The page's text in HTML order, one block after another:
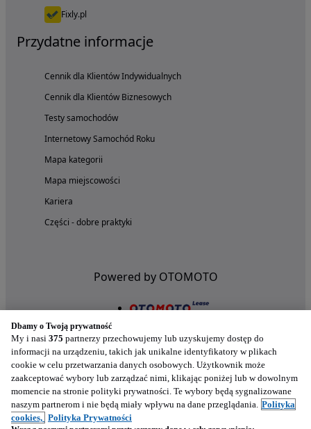
Fixly.pl
Przydatne informacje
Cennik dla Klientów Indywidualnych
Cennik dla Klientów Biznesowych
Testy samochodów
Internetowy Samochód Roku
Mapa kategorii
Mapa miejscowości
Kariera
Części - dobre praktyki
Powered by OTOMOTO
Nasze aplikacje w twoim telefonie
Dbamy o Twoją prywatność
My i nasi 375 partnerzy przechowujemy lub uzyskujemy dostęp do
informacji na urządzeniu, takich jak unikalne identyfikatory w plikach
cookie w celu przetwarzania danych osobowych. Użytkownik może
zaakceptować wybory lub zarządzać nimi, klikając poniżej lub w dowolnym
momencie na stronie polityki prywatności. Te wybory będą sygnalizowane
naszym partnerom i nie będą miały wpływu na dane przeglądania. Polityka
cookies, Polityka Prywatności